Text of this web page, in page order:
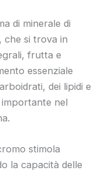
di minerale di
che si trova in
frutta e
essenziale
dei lipidi e
nel
stimola
la capacità delle